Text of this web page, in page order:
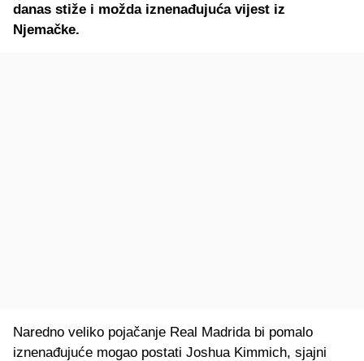
danas stiže i možda iznenađujuća vijest iz
Njemačke.
Naredno veliko pojačanje Real Madrida bi pomalo
iznenađujuće mogao postati Joshua Kimmich, sjajni